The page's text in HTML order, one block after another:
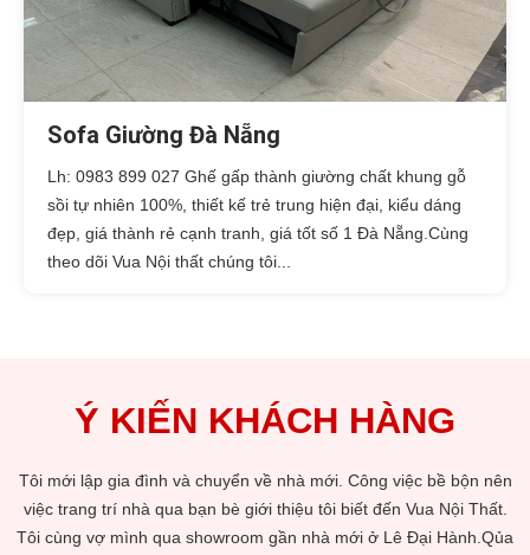
Sofa Giường Đà Nẵng
Lh: 0983 899 027 Ghế gấp thành giường chất khung gỗ
sồi tự nhiên 100%, thiết kế trẻ trung hiện đại, kiểu dáng
đẹp, giá thành rẻ cạnh tranh, giá tốt số 1 Đà Nẵng.Cùng
theo dõi Vua Nội thất chúng tôi...
Ý KIẾN KHÁCH HÀNG
Tôi mới lập gia đình và chuyển về nhà mới. Công việc bề bộn nên
việc trang trí nhà qua bạn bè giới thiệu tôi biết đến Vua Nội Thất.
Tôi cùng vợ mình qua showroom gần nhà mới ở Lê Đại Hành.Qủa